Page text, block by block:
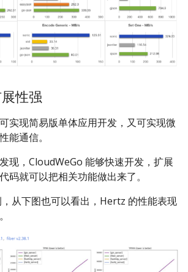
性强
实现简易版单体应用开发，又可实现微
能通信。
现，CloudWeGo 能够快速开发，扩展
码就可以把相关功能做出来了。
从下图也可以看出，Hertz 的性能表现